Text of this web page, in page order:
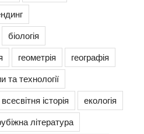
біологія
геометрія
географія
та технології
всесвітня історія
екологія
література